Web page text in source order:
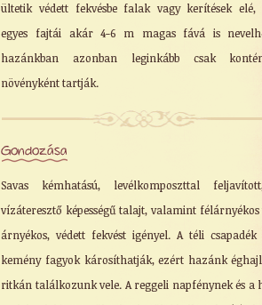
ültetik védett fekvésbe falak vagy kerítések elé,
egyes fajtái akár 4-6 m magas fává is
hazánkban azonban leginkább csak
növényként tartják.
Gondozása
Savas kémhatású, levélkomposzttal
vízáteresztő képességű talajt, valamint félárnyékos
árnyékos, védett fekvést igényel. A téli
kemény fagyok károsíthatják, ezért hazánk
ritkán találkozunk vele. A reggeli napfénynek és a